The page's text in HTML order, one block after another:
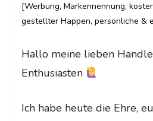
[Werbung, Markennennung,
gestellter Happen, persönliche &
Hallo meine lieben
Enthusiasten
Ich habe heute die Ehre,